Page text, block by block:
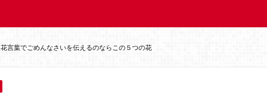
花言葉でごめんなさいを伝えるのならこの５つの花